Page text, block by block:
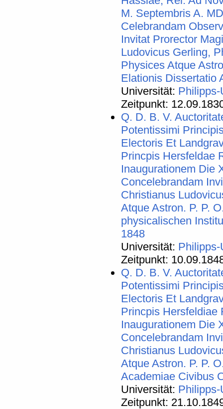
M. Septembris A.
Celebrandam
Invitat Prorector
Ludovicus Gerling,
Physices Atque
Elationis Dissertatio
Universität:
Zeitpunkt:
Q. D. B. V.
Potentissimi
Electoris Et
Princpis Hersfeldae
Inaugurationem Die
Concelebrandam
Christianus
Atque Astron. P. P.
physicalischen
1848
Universität:
Zeitpunkt:
Q. D. B. V.
Potentissimi
Electoris Et
Princpis Hersfeldiae
Inaugurationem Die
Concelebrandam
Christianus
Atque Astron. P. P.
Academiae Civibus
Universität:
Zeitpunkt: